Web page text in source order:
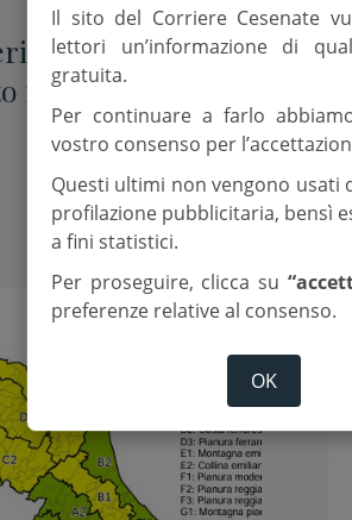
arrestano un 44enne
internazionale
Il sito del Corriere Cesenate
lettori un’informazione di
gratuita.
Per continuare a farlo
vostro consenso per
Questi ultimi non vengono usati
profilazione pubblicitaria, bensì
a fini statistici.
Per proseguire, clicca su
preferenze relative al consenso.
OK